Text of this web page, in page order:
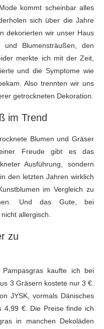
kommt scheinbar alles
sich über die Jahre
dekorierten wir unser Haus
Blumensträußen, den
merkte ich mit der Zeit,
und die Symptome wie
Also trennten wir uns
getrockneten Dekoration.
im Trend
Blumen und Gräser
Freude gibt es das
Ausführung, sondern
den letzten Jahren wirklich
im Vergleich zu
Und das Gute, bei
allergisch.
zu
kaufte ich bei
3 Gräsern kostete nur 3 €.
JYSK, vormals Dänisches
4,99 €. Die Preise finde ich
in manchen Dekoläden